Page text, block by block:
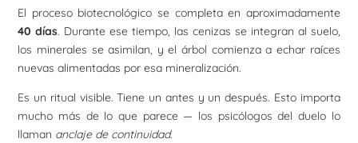
El proceso biotecnológico se completa en aproximadamente
40 días. Durante ese tiempo, las cenizas se integran al suelo,
los minerales se asimilan, y el árbol comienza a echar raíces
nuevas alimentadas por esa mineralización.
Es un ritual visible. Tiene un antes y un después. Esto importa
mucho más de lo que parece — los psicólogos del duelo lo
llaman anclaje de continuidad.